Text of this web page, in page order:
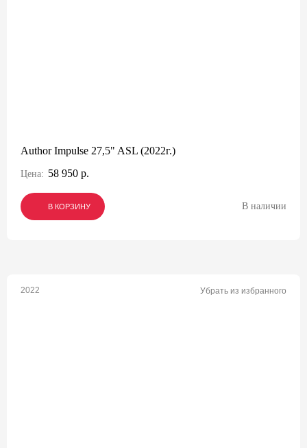
Author Impulse 27,5" ASL (2022г.)
Цена: 58 950 р.
В КОРЗИНУ
В КОРЗИНУ
В КОРЗИНУ В наличии
2022 Убрать из избранного